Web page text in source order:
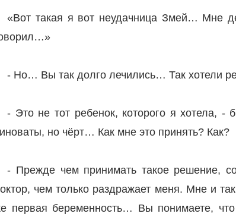
«Вот такая я вот неудачница Змей… Мне
- Но… Вы так долго лечились… Так хотели
- Это не тот ребенок, которого я хотела,
но чёрт… Как мне это принять? Как?
- Прежде чем принимать такое решение,
чем только раздражает меня. Мне и
первая беременность… Вы понимаете,